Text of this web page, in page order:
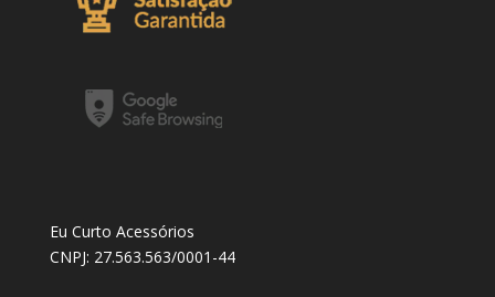
Eu Curto Acessórios
CNPJ: 27.563.563/0001-44